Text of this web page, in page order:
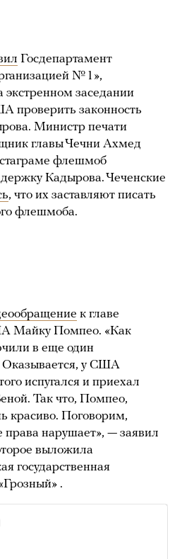
Госдепартамент
№ 1»,
экстренном заседании
проверить законность
Министр печати
главы Чечни Ахмед
флешмоб
Кадырова. Чеченские
, что их заставляют писать
флешмоба.
к главе
Майку Помпео. «Как
в еще один
Оказывается, у США
испугался и приехал
Так что, Помпео,
красиво. Поговорим,
права нарушает», — заявил
выложила
государственная
.